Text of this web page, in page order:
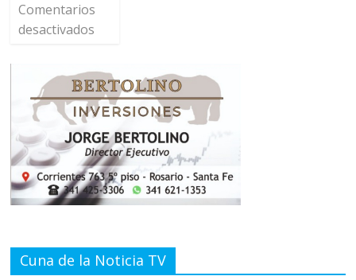
Comentarios
desactivados
Cuna de la Noticia TV